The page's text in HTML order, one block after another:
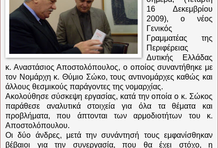
16 Δεκεμβρίου
2009), ο νέος
Γενικός
Γραμματέας της
Περιφέρειας
Δυτικής Ελλάδας
κ. Αναστάσιος Αποστολόπουλος, ο οποίος συναντήθηκε με
τον Νομάρχη κ. Θύμιο Σώκο, τους αντινομάρχες καθώς και
άλλους θεσμικούς παράγοντες της νομαρχίας.
Ακολούθησε σύσκεψη εργασίας, κατά την οποία ο κ. Σώκος
παράθεσε αναλυτικά στοιχεία για όλα τα θέματα και
προβλήματα, που άπτονται των αρμοδιοτήτων του κ.
Αποστολόπουλου.
Οι δύο άνδρες, μετά την συνάντησή τους εμφανίσθηκαν
βέβαιοι για την συνεργασία, που θα έχει στόχο, η